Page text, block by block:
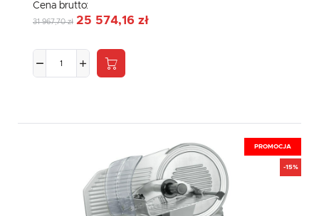
Cena brutto:
31 967,70 zł 25 574,16 zł
PROMOCJA
-15%